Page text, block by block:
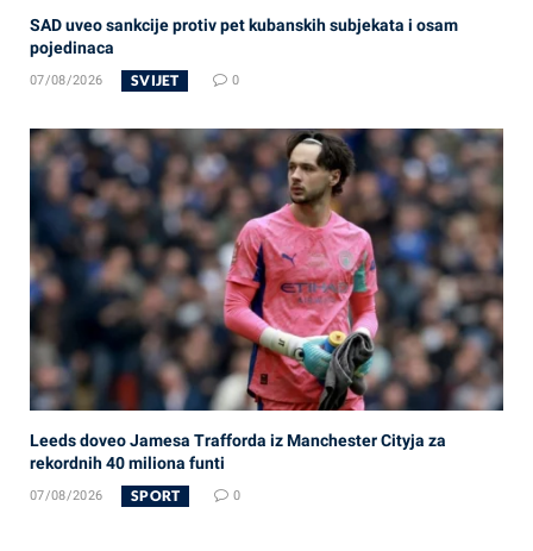
SAD uveo sankcije protiv pet kubanskih subjekata i osam
pojedinaca
07/08/2026 SVIJET 0
Leeds doveo Jamesa Trafforda iz Manchester Cityja za
rekordnih 40 miliona funti
07/08/2026 SPORT 0